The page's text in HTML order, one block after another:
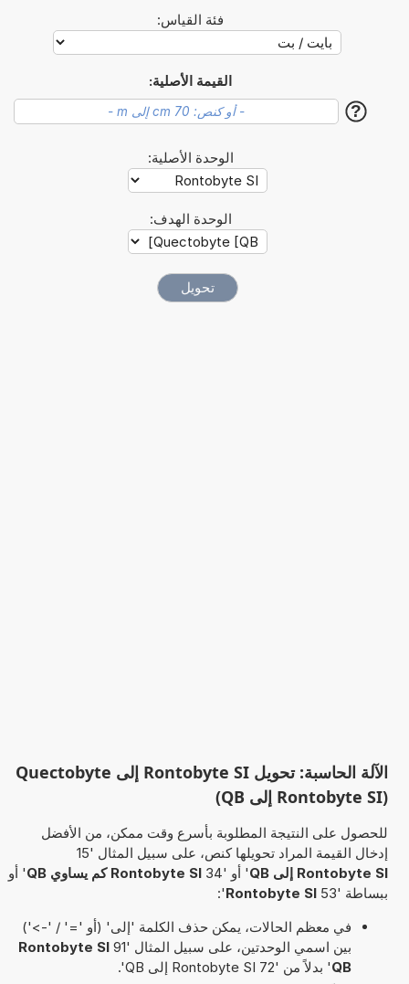
فئة القياس:
القيمة الأصلية:
?
الوحدة الأصلية:
الوحدة الهدف:
الآلة الحاسبة: تحويل Rontobyte SI إلى Quectobyte
(Rontobyte SI إلى QB)
للحصول على النتيجة المطلوبة بأسرع وقت ممكن، من الأفضل
إدخال القيمة المراد تحويلها كنص، على سبيل المثال '15
Rontobyte SI إلى QB
' أو '34 Rontobyte SI كم يساوي QB
' أو
ببساطة '53
Rontobyte SI
':
في معظم الحالات، يمكن حذف الكلمة 'إلى' (أو '=' / '->')
بين اسمي الوحدتين، على سبيل المثال '91
Rontobyte SI
QB' بدلاً من '72 Rontobyte SI إلى QB'.